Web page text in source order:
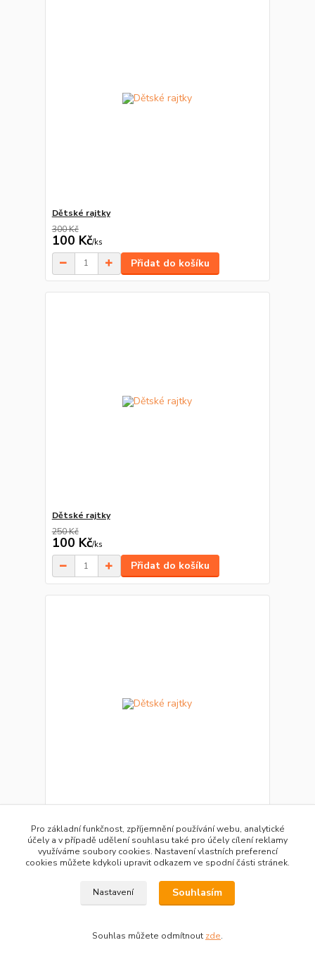
Dětské rajtky
300 Kč
100 Kč/ks
Přidat do košíku
Dětské rajtky
250 Kč
100 Kč/ks
Přidat do košíku
300 Kč
100 Kč ks
Přidat do košíku
Pro základní funkčnost, zpříjemnění používání webu, analytické
účely a v případě udělení souhlasu také pro účely cílení reklamy
využíváme soubory cookies. Nastavení vlastních preferencí
cookies můžete kdykoli upravit odkazem ve spodní části stránek.
Nastavení Souhlasím
Souhlas můžete odmítnout zde.